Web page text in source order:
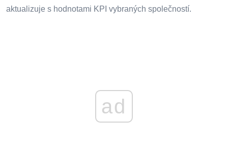
aktualizuje s hodnotami KPI vybraných společností.
ad